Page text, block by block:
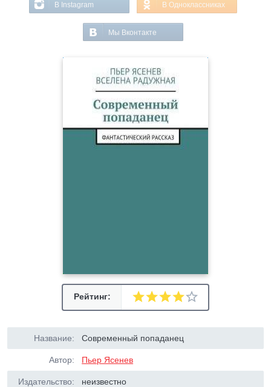
В Instagram В Одноклассниках
Мы Вконтакте
Рейтинг:
Название: Современный попаданец
Автор: Пьер Ясенев
Издательство: неизвестно